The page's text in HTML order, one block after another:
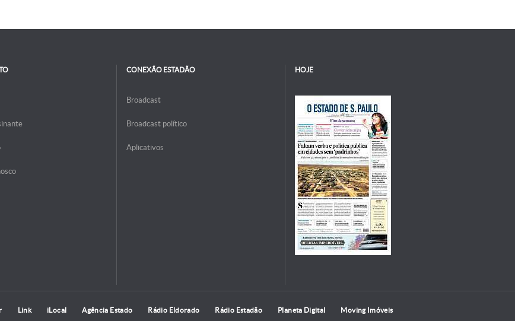
CONEXÃO ESTADÃO
Broadcast
Broadcast político
Aplicativos
HOJE
Link iLocal Agência Estado Rádio Eldorado Rádio Estadão Planeta Digital Moving Imóveis